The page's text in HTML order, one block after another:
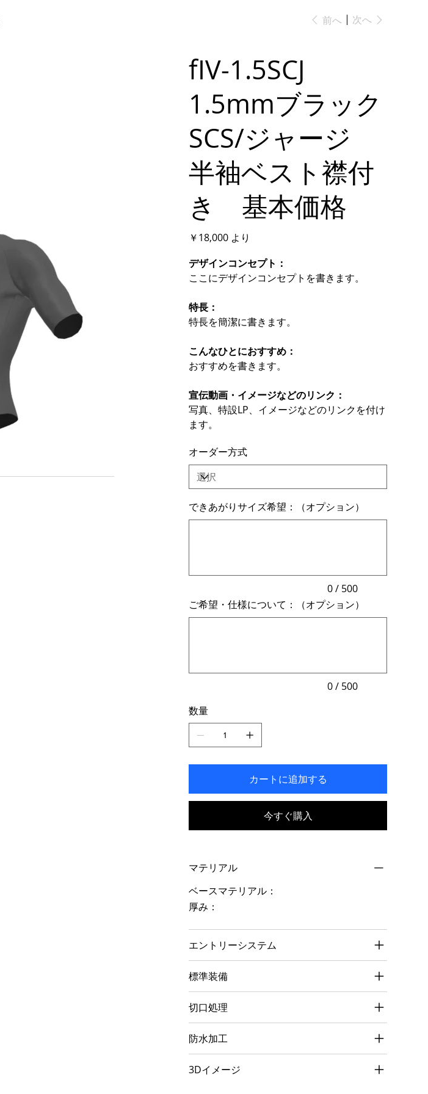
前へ 次へ
fIV-1.5SCJ
1.5mmブラック
SCS/ジャージ
半袖ベスト襟付
き 基本価格
価
格
￥18,000 より
デザインコンセプト：
ここにデザインコンセプトを書きます。
特長：
特長を簡潔に書きます。
こんなひとにおすすめ：
おすすめを書きます。
宣伝動画・イメージなどのリンク：
写真、特設LP、イメージなどのリンクを付け
ます。
オーダー方式
できあがりサイズ希望：（オプション）
入
き
ま
す。
0 / 500
ご希望・仕様について：（オプション）
入
ま
す。
0 / 500
数量
カートに追加する
今すぐ購入
マテリアル
ベースマテリアル：
厚み：
エントリーシステム
標準装備
切口処理
防水加工
3Dイメージ